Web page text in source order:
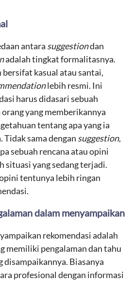
antara suggestiondan
adalah tingkat formalitasnya.
kasual atau santai,
lebih resmi. Ini
harus didasari sebuah
yang memberikannya
tentang apa yang ia
Tidak sama dengan suggestion,
sebuah rencana atau opini
situasi yang sedang terjadi.
tentunya lebih ringan
dalam menyampaikan
rekomendasi adalah
memiliki pengalaman dan tahu
disampaikannya. Biasanya
profesional dengan informasi